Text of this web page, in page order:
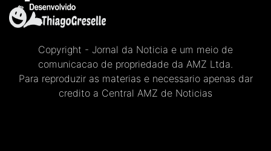
Copyright - Jornal da Noticia e um meio de
comunicacao de propriedade da AMZ Ltda.
Para reproduzir as materias e necessario apenas dar
credito a Central AMZ de Noticias